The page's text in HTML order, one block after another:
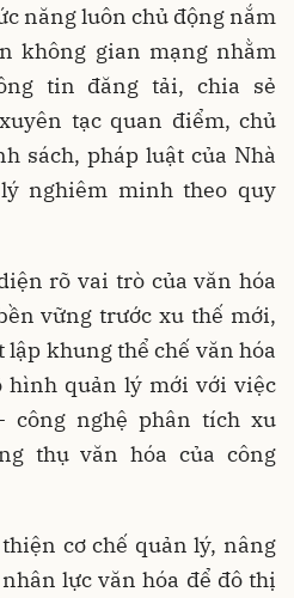
năng luôn chủ động nắm
không gian mạng nhằm
tin đăng tải, chia sẻ
tạc quan điểm, chủ
sách, pháp luật của Nhà
nghiêm minh theo quy
rõ vai trò của văn hóa
vững trước xu thế mới,
lập khung thể chế văn hóa
quản lý mới với việc
công nghệ phân tích xu
thụ văn hóa của công
cơ chế quản lý, nâng
lực văn hóa để đô thị